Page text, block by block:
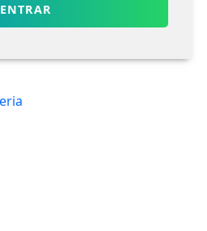
ENTRAR